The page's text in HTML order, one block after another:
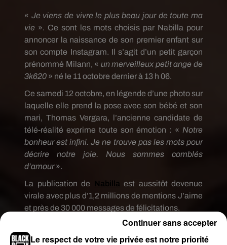
« Je viens de vivre le plus beau jour de toute ma
vie ». Ce sont les mots choisis par Nabilla pour
annoncer la naissance de son premier enfant sur
son compte Instagram. Il s’agit d’un petit garçon
prénommé Milann, « un merveilleux petit ange de
3k620 » né le 11 octobre dernier à 13 h 06.
Ce samedi 12 octobre, en légende d’une photo sur
laquelle elle prend la pose avec son bébé et son
mari, Thomas Vergara, l’ancienne candidate de
télé-réalité exprime toute son émotion : « Notre
bonheur est infini. Je ne trouve pas les mots pour
décrire notre joie. Nous sommes comblés
d’amour».
La publication de
Nabilla est aussitôt devenue
virale avec plus d’1,2 millions de mentions J’aime
et près de 30 000 messages de félicitations.
Le respect de votre vie privée est notre priorité
Continuer sans accepter